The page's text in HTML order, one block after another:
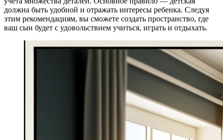
должна быть удобной и отражать интересы ребенка. Следуя
этим рекомендациям, вы сможете создать пространство, где
ваш сын будет с удовольствием учиться, играть и отдыхать.